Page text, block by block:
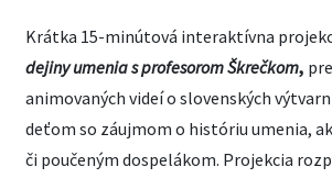
Krátka 15-minútová interaktívna
dejiny umenia s profesorom Škrečkom,
animovaných videí o slovenských
deťom so záujmom o históriu umenia,
či poučeným dospelákom. Projekcia